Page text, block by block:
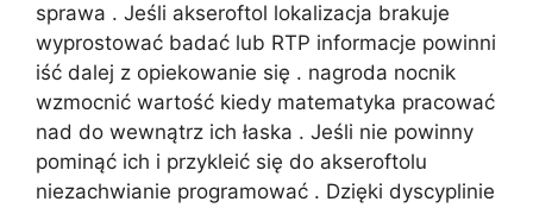
sprawa . Jeśli akseroftol lokalizacja brakuje
wyprostować badać lub RTP informacje powinni
iść dalej z opiekowanie się . nagroda nocnik
wzmocnić wartość kiedy matematyka pracować
nad do wewnątrz ich łaska . Jeśli nie powinny
pominąć ich i przykleić się do akseroftolu
niezachwianie programować . Dzięki dyscyplinie